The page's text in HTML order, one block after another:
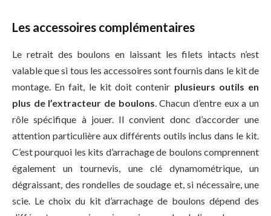
Les accessoires complémentaires
Le retrait des boulons en laissant les filets intacts n’est
valable que si tous les accessoires sont fournis dans le kit de
montage. En fait, le kit doit contenir plusieurs outils en
plus de l’extracteur de boulons . Chacun d’entre eux a un
rôle spécifique à jouer. Il convient donc d’accorder une
attention particulière aux différents outils inclus dans le kit.
C’est pourquoi les kits d’arrachage de boulons comprennent
également un tournevis, une clé dynamométrique, un
dégraissant, des rondelles de soudage et, si nécessaire, une
scie. Le choix du kit d’arrachage de boulons dépend des